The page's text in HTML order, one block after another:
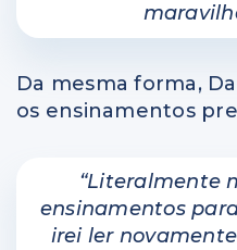
Da mesma forma,
os ensinamentos
“Literalmente
ensinamentos
irei ler